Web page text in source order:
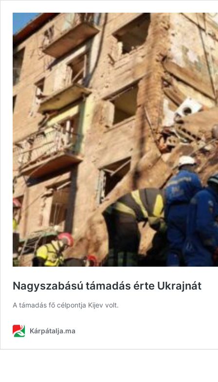
Nagyszabású támadás érte Ukrajnát
A támadás fő célpontja Kijev volt.
Kárpátalja.ma